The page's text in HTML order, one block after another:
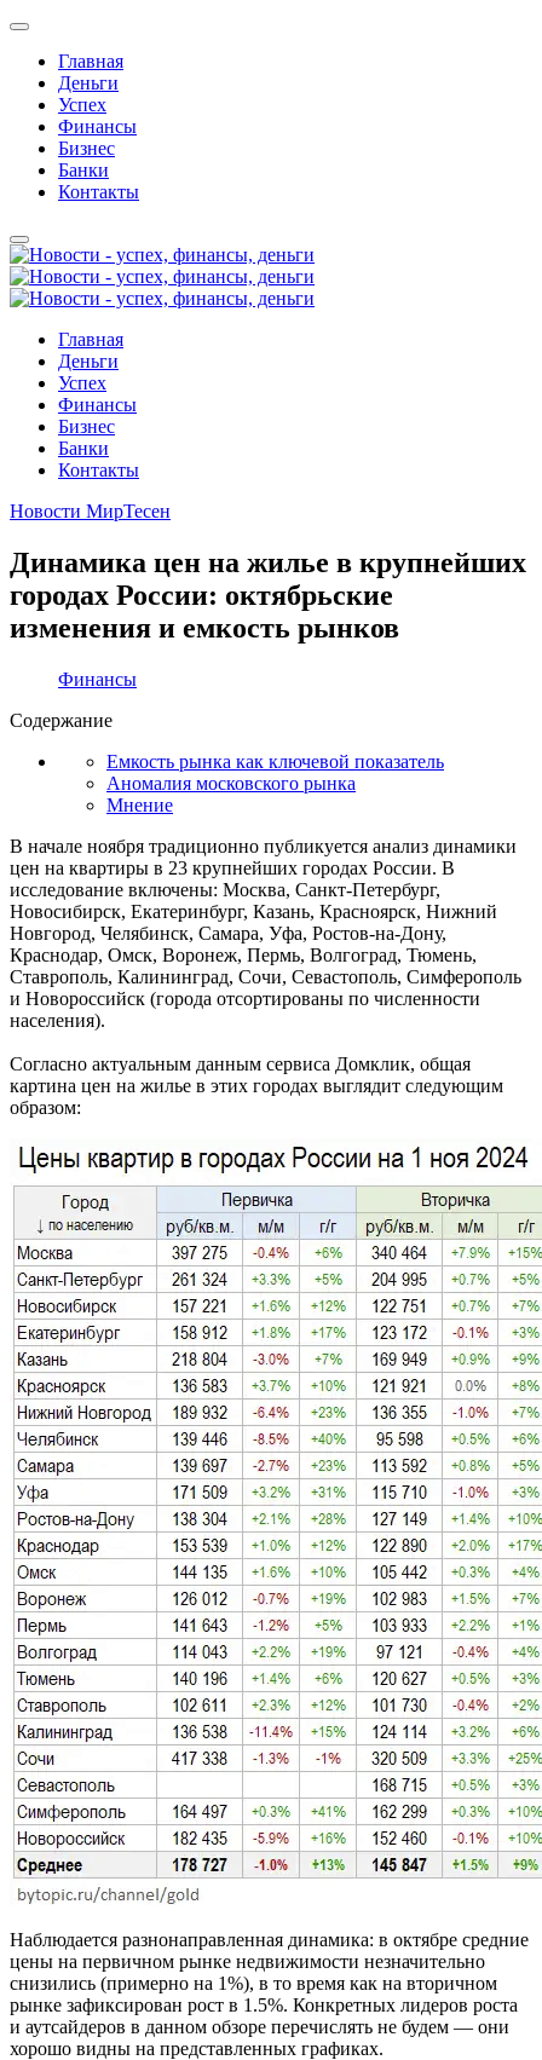
Главная
Деньги
Успех
Финансы
Бизнес
Банки
Контакты
Главная
Деньги
Успех
Финансы
Бизнес
Банки
Контакты
Новости МирТесен
Динамика цен на жилье в крупнейших
городах России: октябрьские
изменения и емкость рынков
Финансы
Содержание
Емкость рынка как ключевой показатель
Аномалия московского рынка
Мнение
В начале ноября традиционно публикуется анализ динамики
цен на квартиры в 23 крупнейших городах России. В
исследование включены: Москва, Санкт-Петербург,
Новосибирск, Екатеринбург, Казань, Красноярск, Нижний
Новгород, Челябинск, Самара, Уфа, Ростов-на-Дону,
Краснодар, Омск, Воронеж, Пермь, Волгоград, Тюмень,
Ставрополь, Калининград, Сочи, Севастополь, Симферополь
и Новороссийск (города отсортированы по численности
населения).
Согласно актуальным данным сервиса Домклик, общая
картина цен на жилье в этих городах выглядит следующим
образом:
Наблюдается разнонаправленная динамика: в октябре средние
цены на первичном рынке недвижимости незначительно
снизились (примерно на 1%), в то время как на вторичном
рынке зафиксирован рост в 1.5%. Конкретных лидеров роста
и аутсайдеров в данном обзоре перечислять не будем — они
хорошо видны на представленных графиках.